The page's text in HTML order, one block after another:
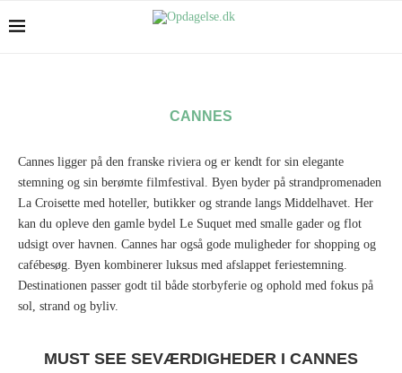
CANNES
Cannes ligger på den franske riviera og er kendt for sin elegante
stemning og sin berømte filmfestival. Byen byder på strandpromenaden
La Croisette med hoteller, butikker og strande langs Middelhavet. Her
kan du opleve den gamle bydel Le Suquet med smalle gader og flot
udsigt over havnen. Cannes har også gode muligheder for shopping og
cafébesøg. Byen kombinerer luksus med afslappet feriestemning.
Destinationen passer godt til både storbyferie og ophold med fokus på
sol, strand og byliv.
MUST SEE SEVÆRDIGHEDER I CANNES